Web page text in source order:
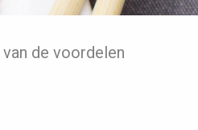
de voordelen